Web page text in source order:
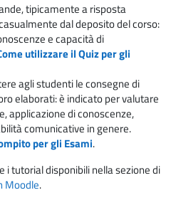
tipicamente a risposta
dal deposito del corso:
e capacità di
utilizzare il Quiz per gli
agli studenti le consegne di
elaborati: è indicato per valutare
applicazione di conoscenze,
comunicative in genere.
per gli Esami.
tutorial disponibili nella sezione di
Moodle.